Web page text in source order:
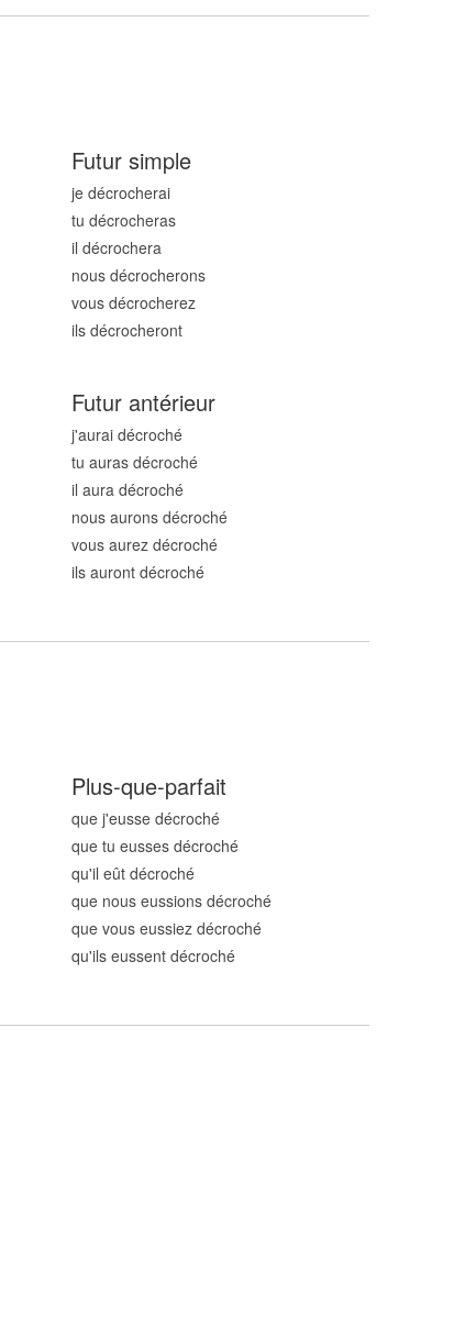
Futur simple
je décrocherai
tu décrocheras
il décrochera
nous décrocherons
vous décrocherez
ils décrocheront
Futur antérieur
j'aurai décroché
tu auras décroché
il aura décroché
nous aurons décroché
vous aurez décroché
ils auront décroché
Plus-que-parfait
que j'eusse décroché
que tu eusses décroché
qu'il eût décroché
que nous eussions décroché
que vous eussiez décroché
qu'ils eussent décroché